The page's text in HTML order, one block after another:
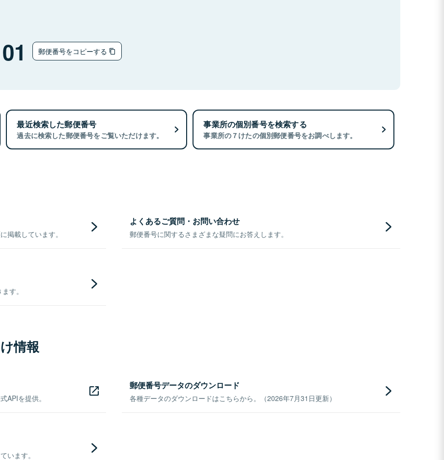
郵便番号をコピーする
最近検索した郵便番号
過去に検索した郵便番号をご覧いただけます。
事業所の個別番号を検索する
事業所の７けたの個別郵便番号をお調べします。
掲載しています。
よくあるご質問・お問い合わせ
郵便番号に関するさまざまな疑問にお答えします。
す。
情報
APIを提供。
郵便番号データのダウンロード
各種データのダウンロードはこちらから。（2026年7月31日更新）
います。